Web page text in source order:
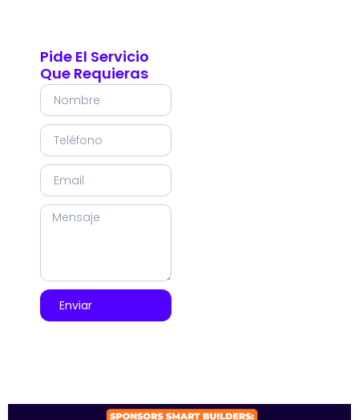
Pide El Servicio
Que Requieras
Enviar